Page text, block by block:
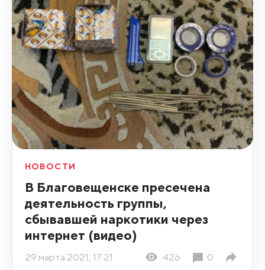
НОВОСТИ
В Благовещенске пресечена
деятельность группы,
сбывавшей наркотики через
интернет (видео)
29 марта 2021, 17:21 426 0